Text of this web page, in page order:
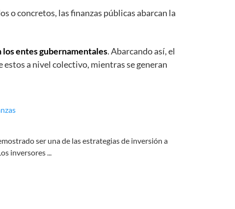
o concretos, las finanzas públicas abarcan la
los entes gubernamentales. Abarcando así, el
a nivel colectivo, mientras se generan
ser una de las estrategias de inversión a
inversores ...